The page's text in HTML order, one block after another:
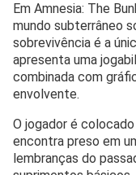
Em Amnesia: The
mundo subterrâneo
sobrevivência é a
apresenta uma
combinada com
envolvente.
O jogador é
encontra preso em
lembranças do